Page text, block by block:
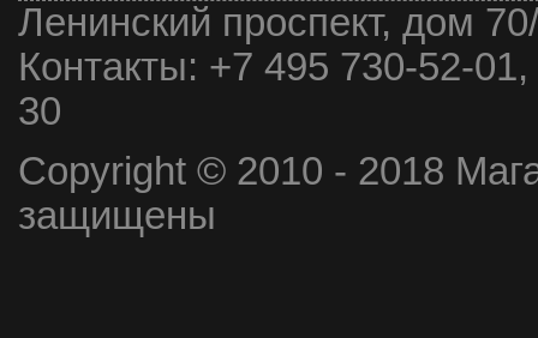
Ленинский проспект, дом
Контакты: +7 495 730-52-
30
Copyright © 2010 - 2018
защищены